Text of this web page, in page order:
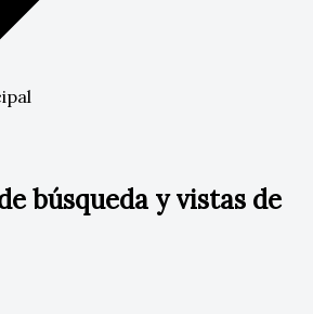
búsqueda y vistas de